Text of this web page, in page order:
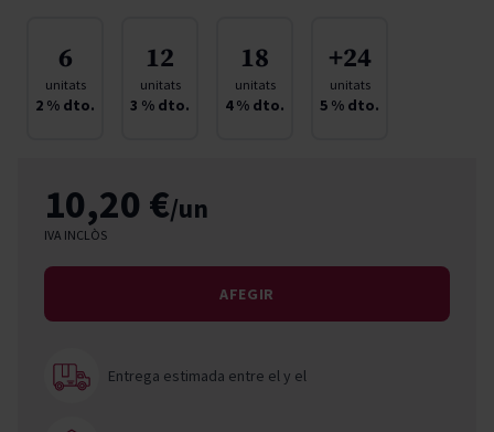
6
unitats
2 % dto.
12
unitats
3 % dto.
18
unitats
4% dto.
+24
unitats
5 % dto.
10,20 €/un
IVA INCLÒS
AFEGIR
Entrega estimada entre ely el